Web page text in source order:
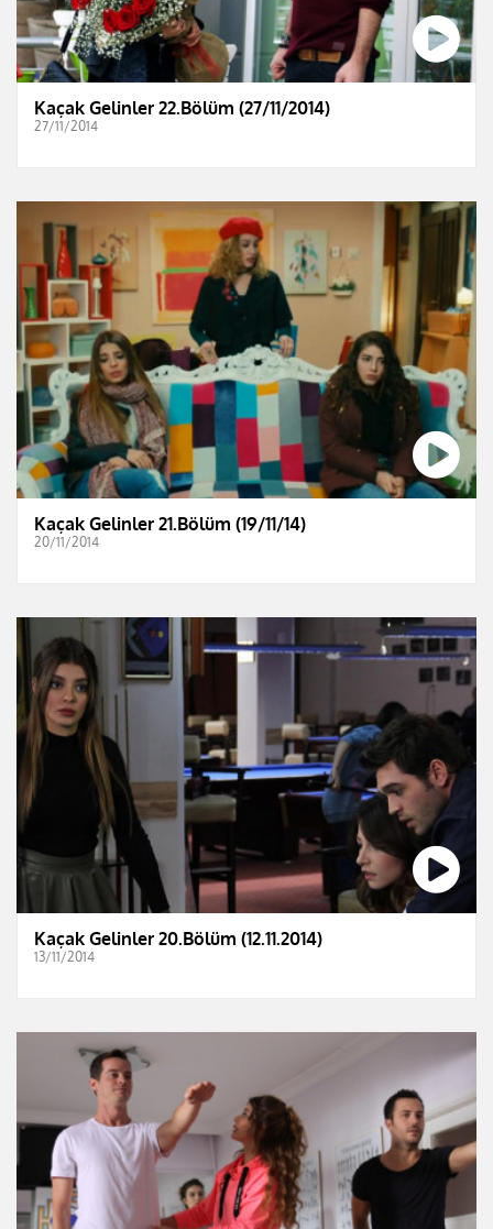
Kaçak Gelinler 22.Bölüm (27/11/2014)
27/11/2014
Kaçak Gelinler 21.Bölüm (19/11/14)
20/11/2014
Kaçak Gelinler 20.Bölüm (12.11.2014)
13/11/2014